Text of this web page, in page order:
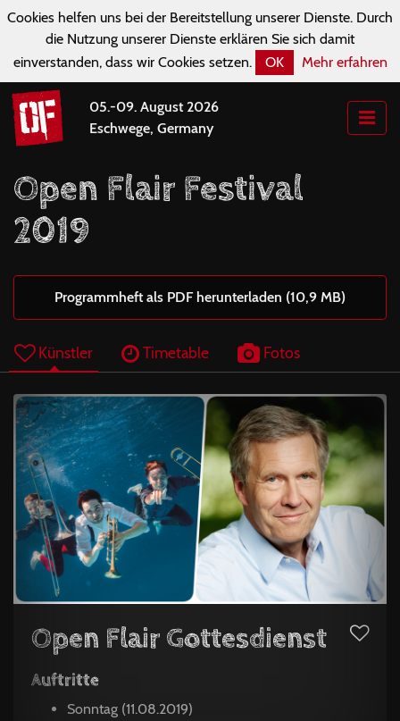
Cookies helfen uns bei der Bereitstellung unserer Dienste. Durch
die Nutzung unserer Dienste erklären Sie sich damit
einverstanden, dass wir Cookies setzen.
OK Mehr erfahren
05.-09. August 2026
Eschwege, Germany
Open Flair Festival
2019
Programmheft als PDF herunterladen (10,9 MB)
Künstler Timetable Fotos
Open Flair Gottesdienst
Auftritte
Sonntag (11.08.2019)